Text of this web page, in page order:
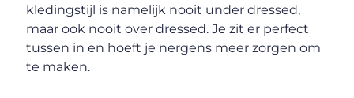
kledingstijl is namelijk nooit under dressed,
maar ook nooit over dressed. Je zit er perfect
tussen in en hoeft je nergens meer zorgen om
te maken.